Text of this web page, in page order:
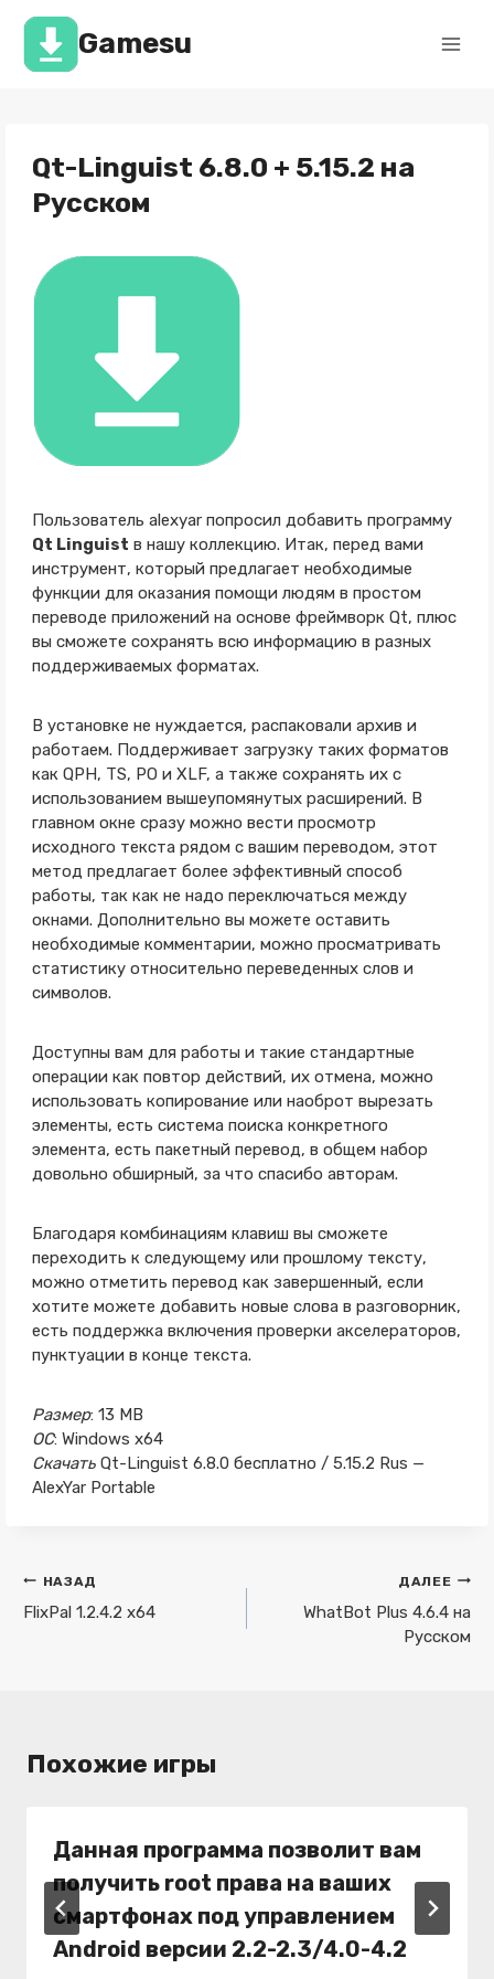
Перейти
содержимомуGamesu
Qt-Linguist 6.8.0 + 5.15.2 на
Русском
Пользователь alexyar попросил добавить программу
Qt Linguist в нашу коллекцию. Итак, перед вами
инструмент, который предлагает необходимые
функции для оказания помощи людям в простом
переводе приложений на основе фреймворк Qt, плюс
вы сможете сохранять всю информацию в разных
поддерживаемых форматах.
В установке не нуждается, распаковали архив и
работаем. Поддерживает загрузку таких форматов
как QPH, TS, PO и XLF, а также сохранять их с
использованием вышеупомянутых расширений. В
главном окне сразу можно вести просмотр
исходного текста рядом с вашим переводом, этот
метод предлагает более эффективный способ
работы, так как не надо переключаться между
окнами. Дополнительно вы можете оставить
необходимые комментарии, можно просматривать
статистику относительно переведенных слов и
символов.
Доступны вам для работы и такие стандартные
операции как повтор действий, их отмена, можно
использовать копирование или наоброт вырезать
элементы, есть система поиска конкретного
элемента, есть пакетный перевод, в общем набор
довольно обширный, за что спасибо авторам.
Благодаря комбинациям клавиш вы сможете
переходить к следующему или прошлому тексту,
можно отметить перевод как завершенный, если
хотите можете добавить новые слова в разговорник,
есть поддержка включения проверки акселераторов,
пунктуации в конце текста.
Размер: 13 MB
ОС: Windows x64
Скачать Qt-Linguist 6.8.0 бесплатно / 5.15.2 Rus —
AlexYar Portable
Навигация
по
НАЗАД
FlixPal 1.2.4.2 x64
ДАЛЕЕ
WhatBot Plus 4.6.4 на
Русском
Похожие игры
Данная программа позволит вам
получить root права на ваших
смартфонах под управлением
Android версии 2.2-2.3/4.0-4.2